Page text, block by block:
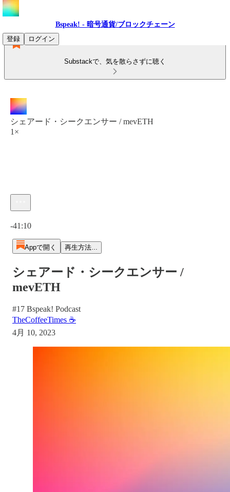
Bspeak! - 暗号通貨/ブロックチェーン
登録
ログイン
Substackで、気を散らさずに聴く
シェアード・シークエンサー / mevETH
1×
-41:10
Appで開く 再生方法...
シェアード・シークエンサー /
mevETH
#17 Bspeak! Podcast
TheCoffeeTimes ☕
4月 10, 2023